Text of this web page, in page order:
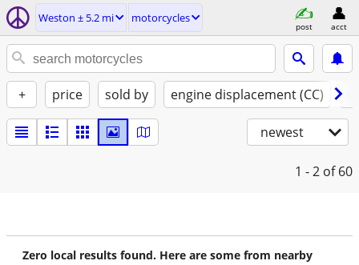
Weston ± 5.2 mi motorcycles
post acct
+ price sold by engine displacement (CC)
newest
1 - 2 of 60
Zero local results found. Here are some from nearby